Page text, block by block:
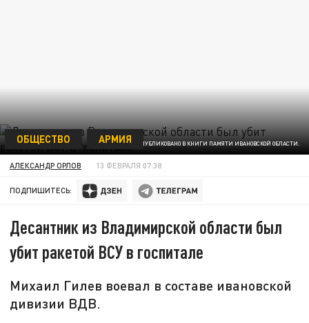
ФОТО ОПУБЛИКОВАНО В КНИГИ ПАМЯТИ ИВАНОВСКОЙ ОБЛАСТИ.
ОБЩЕСТВО АРМИЯ
АЛЕКСАНДР ОРЛОВ 13 ФЕВРАЛЯ 07:38
ПОДПИШИТЕСЬ:
Десантник из Владимирской области был
убит ракетой ВСУ в госпитале
Михаил Гилев воевал в составе ивановской
дивизии ВДВ.